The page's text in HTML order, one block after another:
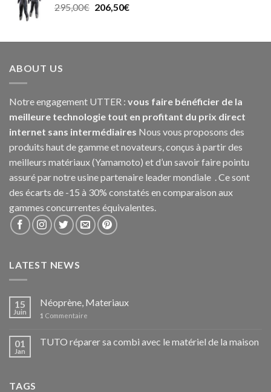
295,00€ 206,50€
ABOUT US
Notre engagement UTTER : vous faire bénéficier de la
meilleure technologie tout en profitant du prix direct
internet sans intermédiaires Nous vous proposons des
produits haut de gamme et novateurs, conçus à partir des
meilleurs matériaux (Yamamoto) et d’un savoir faire pointu
assuré par notre usine partenaire leader mondiale . Ce sont
des écarts de -15 à 30% constatés en comparaison aux
gammes concurrentes équivalentes.
LATEST NEWS
15
Juin
Néoprène, Materiaux
1 Commentaire
01
Jan
TUTO réparer sa combi avec le matériel de la maison
TAGS